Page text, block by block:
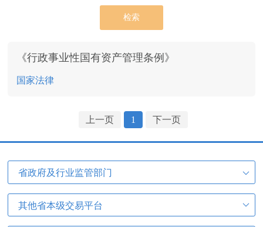
检索
《行政事业性国有资产管理条例》
国家法律
上一页 1 下一页
省政府及行业监管部门
其他省本级交易平台